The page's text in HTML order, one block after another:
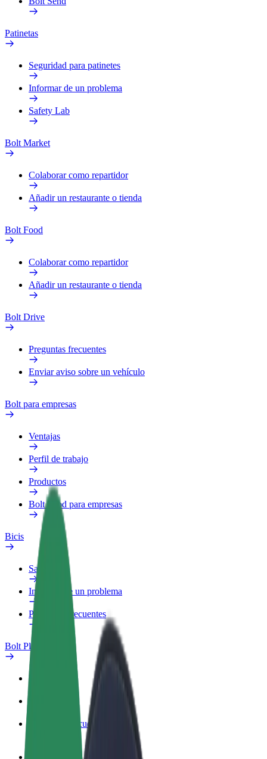
Patinetas
Seguridad para patinetes
Informar de un problema
Safety Lab
Bolt Market
Colaborar como repartidor
Añadir un restaurante o tienda
Bolt Food
Colaborar como repartidor
Añadir un restaurante o tienda
Bolt Drive
Preguntas frecuentes
Enviar aviso sobre un vehículo
Bolt para empresas
Ventajas
Perfil de trabajo
Productos
Bolt Food para empresas
Bicis
Safety Lab
Informar de un problema
Preguntas frecuentes
Bolt Plus
Beneficios
Preguntas frecuentes